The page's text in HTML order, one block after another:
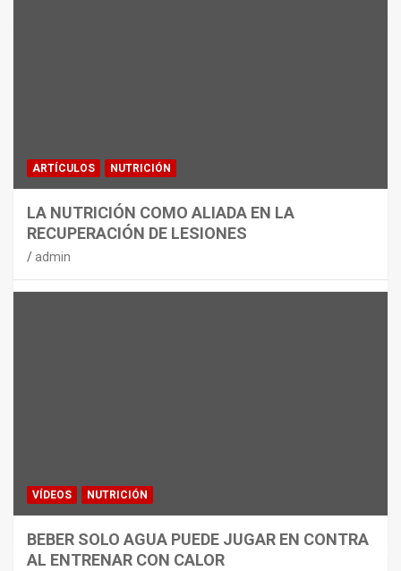
ARTÍCULOS NUTRICIÓN
LA NUTRICIÓN COMO ALIADA EN LA
RECUPERACIÓN DE LESIONES
admin
VÍDEOS NUTRICIÓN
BEBER SOLO AGUA PUEDE JUGAR EN CONTRA
AL ENTRENAR CON CALOR